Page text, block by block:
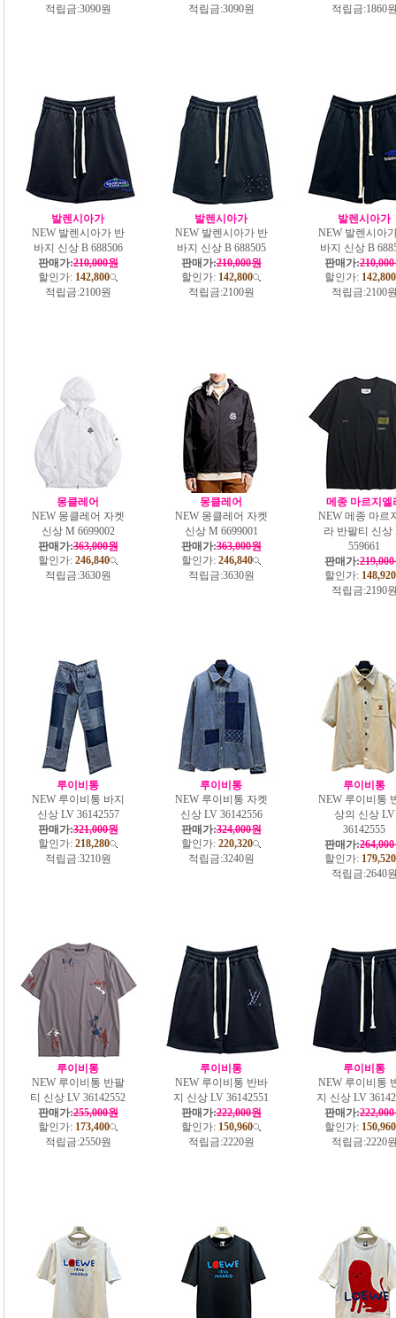
적립금:3090원 적립금:3090원 적립금:1860
발렌시아가
NEW 발렌시아가 반
바지 신상 B 688506
판매가:210,000원
할인가: 142,800
적립금:2100원
발렌시아가
NEW 발렌시아가 반
바지 신상 B 688505
판매가:210,000원
할인가: 142,800
적립금:2100원
발렌시아가
NEW 발렌시아
바지 신상 B
판매가:
할인가: 142,800
적립금:2100
몽클레어
NEW 몽클레어 자켓
신상 M 6699002
판매가:363,000원
할인가: 246,840
적립금:3630원
몽클레어
NEW 몽클레어 자켓
신상 M 6699001
판매가:363,000원
할인가: 246,840
적립금:3630원
메종 마르지엘
NEW 메종 마르
라 반팔티 신상
559661
판매가:
할인가: 148,920
적립금:2190
루이비통
NEW 루이비통 바지
신상 LV 36142557
판매가:321,000원
할인가: 218,280
적립금:3210원
루이비통
NEW 루이비통 자켓
신상 LV 36142556
판매가:324,000원
할인가: 220,320
적립금:3240원
루이비통
NEW 루이비통
상의 신상 LV
36142555
판매가:
할인가: 179,520
적립금:2640
루이비통
NEW 루이비통 반팔
티 신상 LV 36142552
판매가:255,000원
할인가: 173,400
적립금:2550원
루이비통
NEW 루이비통 반바
지 신상 LV 36142551
판매가:222,000원
할인가: 150,960
적립금:2220원
루이비통
NEW 루이비통
지 신상 LV
판매가:
할인가: 150,960
적립금:2220